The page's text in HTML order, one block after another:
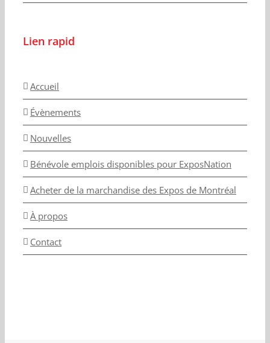
Lien rapid
Accueil
Évènements
Nouvelles
Bénévole emplois disponibles pour ExposNation
Acheter de la marchandise des Expos de Montréal
À propos
Contact